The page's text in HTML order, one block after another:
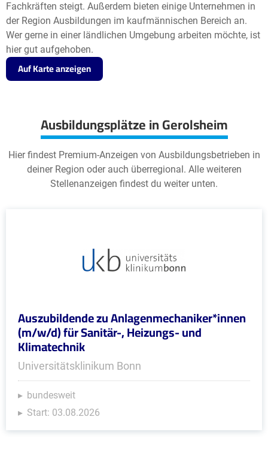
Fachkräften steigt. Außerdem bieten einige Unternehmen in
der Region Ausbildungen im kaufmännischen Bereich an.
Wer gerne in einer ländlichen Umgebung arbeiten möchte, ist
hier gut aufgehoben.
Auf Karte anzeigen
Ausbildungsplätze in Gerolsheim
Hier findest Premium-Anzeigen von Ausbildungsbetrieben in
deiner Region oder auch überregional. Alle weiteren
Stellenanzeigen findest du weiter unten.
Auszubildende zu Anlagenmechaniker*innen
(m/w/d) für Sanitär-, Heizungs- und
Klimatechnik
Universitätsklinikum Bonn
bundesweit
Start: 03.08.2026